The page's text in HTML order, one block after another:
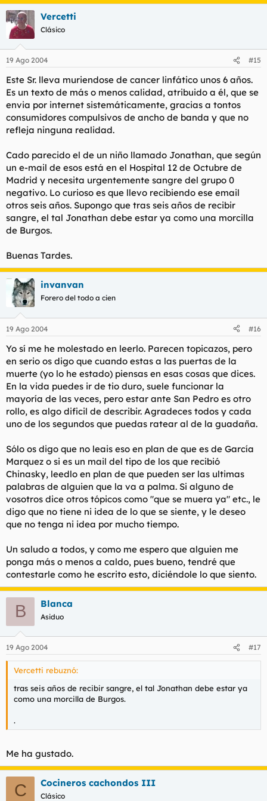
Vercetti
Clásico
19 Ago 2004 #15
Este Sr. lleva muriendose de cancer linfático unos 6 años.
Es un texto de más o menos calidad, atribuido a él, que se
envia por internet sistemáticamente, gracias a tontos
consumidores compulsivos de ancho de banda y que no
refleja ninguna realidad.
Cado parecido el de un niño llamado Jonathan, que según
un e-mail de esos está en el Hospital 12 de Octubre de
Madrid y necesita urgentemente sangre del grupo 0
negativo. Lo curioso es que llevo recibiendo ese email
otros seis años. Supongo que tras seis años de recibir
sangre, el tal Jonathan debe estar ya como una morcilla
de Burgos.
Buenas Tardes.
invanvan
Forero del todo a cien
19 Ago 2004 #16
Yo sí me he molestado en leerlo. Parecen topicazos, pero
en serio os digo que cuando estas a las puertas de la
muerte (yo lo he estado) piensas en esas cosas que dices.
En la vida puedes ir de tio duro, suele funcionar la
mayoría de las veces, pero estar ante San Pedro es otro
rollo, es algo dificil de describir. Agradeces todos y cada
uno de los segundos que puedas ratear al de la guadaña.
Sólo os digo que no leais eso en plan de que es de García
Marquez o si es un mail del tipo de los que recibió
Chinasky, leedlo en plan de que pueden ser las ultimas
palabras de alguien que la va a palma. Si alguno de
vosotros dice otros tópicos como "que se muera ya" etc., le
digo que no tiene ni idea de lo que se siente, y le deseo
que no tenga ni idea por mucho tiempo.
Un saludo a todos, y como me espero que alguien me
ponga más o menos a caldo, pues bueno, tendré que
contestarle como he escrito esto, diciéndole lo que siento.
B Blanca
Asiduo
19 Ago 2004 #17
Vercetti rebuznó:
tras seis años de recibir sangre, el tal Jonathan debe estar ya
como una morcilla de Burgos.
.
Me ha gustado.
C Cocineros cachondos III
Clásico